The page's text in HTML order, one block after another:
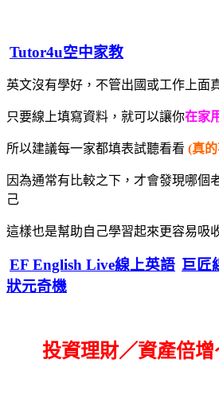
Tutor4u空中家教
英文沒有學好，不管出國或工作上面
只要線上填寫資料，就可以讓你在家
所以建議每一家都填表試聽看看 (真
因為通常有比較之下，才會發現哪個
己
這樣也是幫助自己學習起來更容易吸
EF English Live線上英語 巨匠
狀元奇機
投資理財／資產倍增